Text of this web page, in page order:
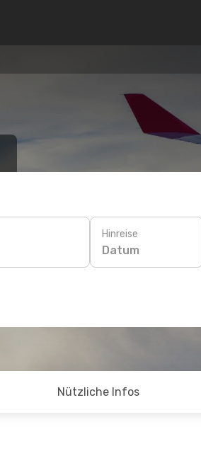
Hinreise
Datum
Nützliche Infos